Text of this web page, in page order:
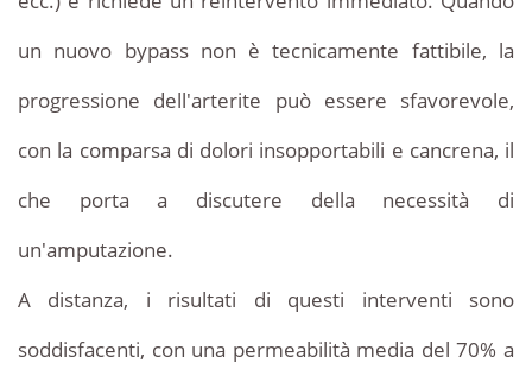
un nuovo bypass non è tecnicamente fattibile, la
progressione dell'arterite può essere sfavorevole,
con la comparsa di dolori insopportabili e cancrena, il
che porta a discutere della necessità di
un'amputazione.
A distanza, i risultati di questi interventi sono
soddisfacenti, con una permeabilità media del 70% a